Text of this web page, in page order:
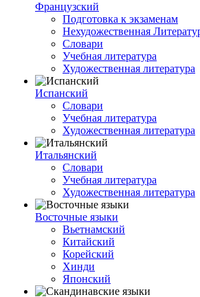
Французский
Подготовка к экзаменам
Нехудожественная
Словари
Учебная литература
Художественная литература
Испанский
Словари
Учебная литература
Художественная литература
Итальянский
Словари
Учебная литература
Художественная литература
Восточные языки
Вьетнамский
Китайский
Корейский
Хинди
Японский